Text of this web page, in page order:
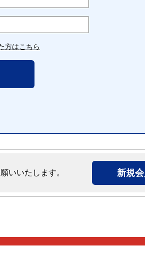
方はこちら
いいたします。